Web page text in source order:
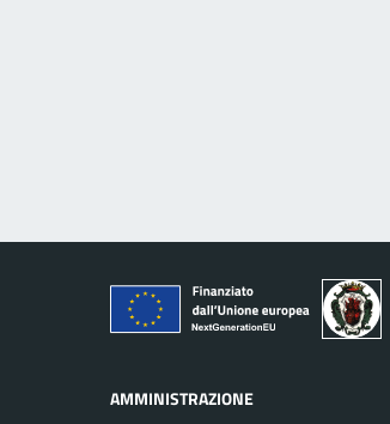
AMMINISTRAZIONE